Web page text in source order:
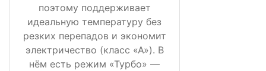
поэтому поддерживает
идеальную температуру без
резких перепадов и экономит
электричество (класс «А»). В
нём есть режим «Турбо» —